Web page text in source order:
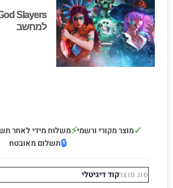
למחשב
למחשב
✓מוצר מקורי ורשמי⚡משלוח מידי לאחר
🔒תשלום מאובטח
סוג מוצרקוד דיגיטלי